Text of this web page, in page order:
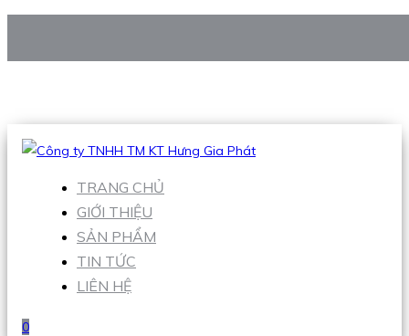
Hotline:0938 906 663
TRANG CHỦ
GIỚI THIỆU
SẢN PHẨM
TIN TỨC
LIÊN HỆ
0